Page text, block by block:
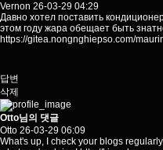
Vernon 26-03-29 04:29
Давно хотел поставить
этом году жара обещает быть
https://gitea.nongnghiepso.com/
답변
삭제
Otto님의 댓글
Otto 26-03-29 06:09
What's up, I check your blogs